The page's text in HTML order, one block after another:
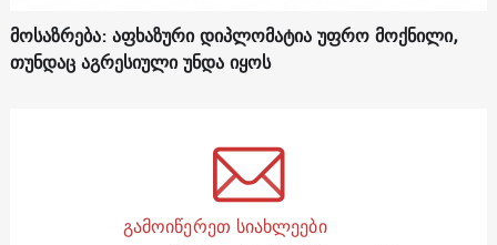
მოსაზრება: აფხაზური დიპლომატია უფრო მოქნილი,
თუნდაც აგრესიული უნდა იყოს
გამოიწერეთ სიახლეები